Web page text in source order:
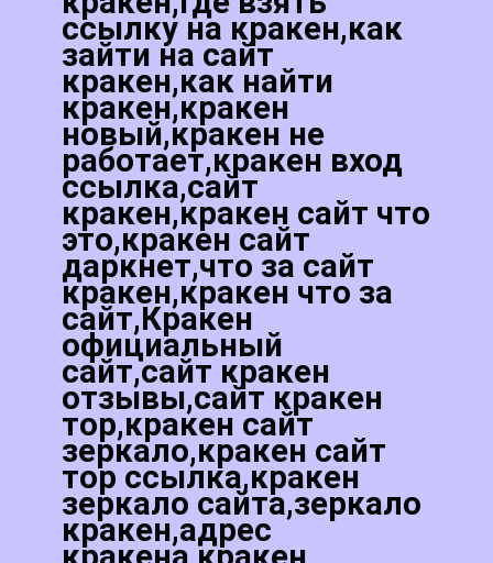
ссылку на кракен,как
зайти на сайт
кракен,как найти
кракен,кракен
новый,кракен не
работает,кракен вход
ссылка,сайт
кракен,кракен сайт что
это,кракен сайт
даркнет,что за сайт
кракен,кракен что за
сайт,Кракен
официальный
сайт,сайт кракен
отзывы,сайт кракен
тор,кракен сайт
зеркало,кракен сайт
тор ссылка,кракен
зеркало сайта,зеркало
кракен,адрес